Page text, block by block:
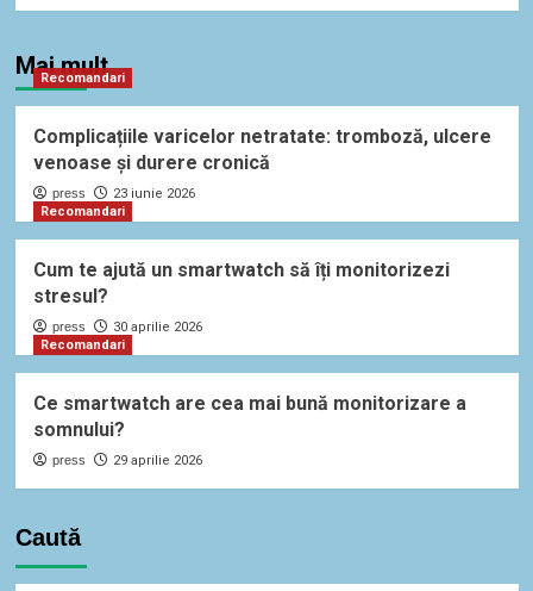
Mai mult
Recomandari
Complicațiile varicelor netratate: tromboză, ulcere
venoase și durere cronică
press
23 iunie 2026
Recomandari
Cum te ajută un smartwatch să îți monitorizezi
stresul?
press
30 aprilie 2026
Recomandari
Ce smartwatch are cea mai bună monitorizare a
somnului?
press 29 aprilie 2026
Caută